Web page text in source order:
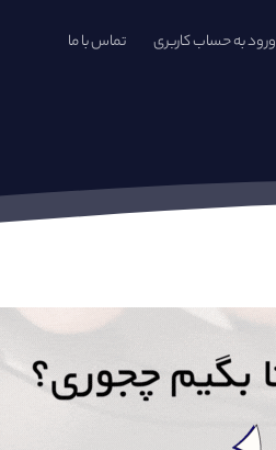
ورود به حساب کاربری تماس با ما